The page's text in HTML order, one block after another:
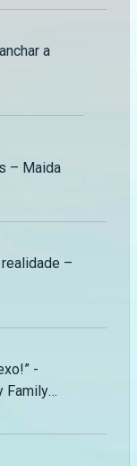
A dedicação de Yazy à música local – Estação do Boss
a
– Maida
–
-
Family